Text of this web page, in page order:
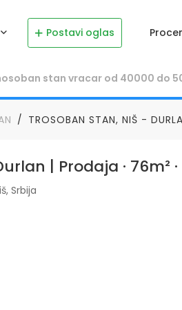
Postavi oglas
TROSOBAN STAN, NIŠ -
| Prodaja · 76m²
Srbija